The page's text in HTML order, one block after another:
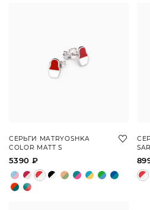
СЕРЬГИ MATRYOSHKA
COLOR MATT S
5390 ₽